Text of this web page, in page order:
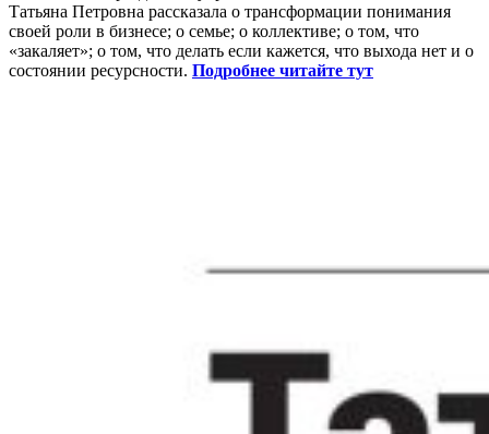
Татьяна Петровна рассказала о трансформации понимания
своей роли в бизнесе; о семье; о коллективе; о том, что
«закаляет»; о том, что делать если кажется, что выхода нет и о
состоянии ресурсности. Подробнее читайте тут